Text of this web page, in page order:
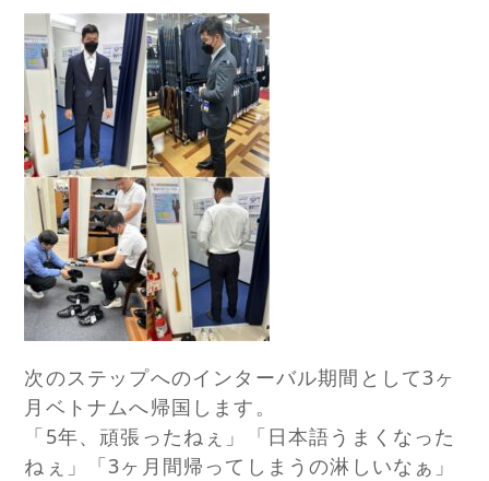
次のステップへのインターバル期間として3ヶ
月ベトナムへ帰国します。
「5年、頑張ったねぇ」「日本語うまくなった
ねぇ」「3ヶ月間帰ってしまうの淋しいなぁ」